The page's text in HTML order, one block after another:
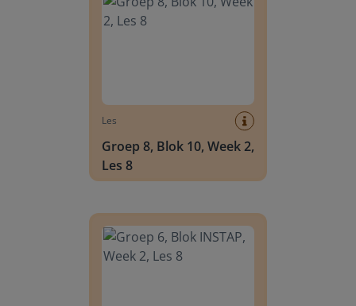
Les
Groep 8, Blok 10, Week 2,
Les 8